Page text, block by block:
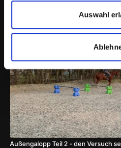
Auswahl
Außengalopp Teil 2 - den Versuch